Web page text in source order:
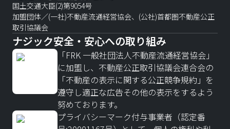
国土交通大臣(2)第9054号
加盟団体／(一社)不動産流通経営協会、(公社)首都圏不動産公正
取引協議会
ナジック安全・安心への取り組み
「FRK 一般社団法人不動産流通経営協会」
に加盟し、不動産公正取引協議会連合会の
「不動産の表示に関する公正競争規約」を
遵守し適正な広告その他の表示をするよう
努めております。
プライバシーマーク付与事業者（認定番